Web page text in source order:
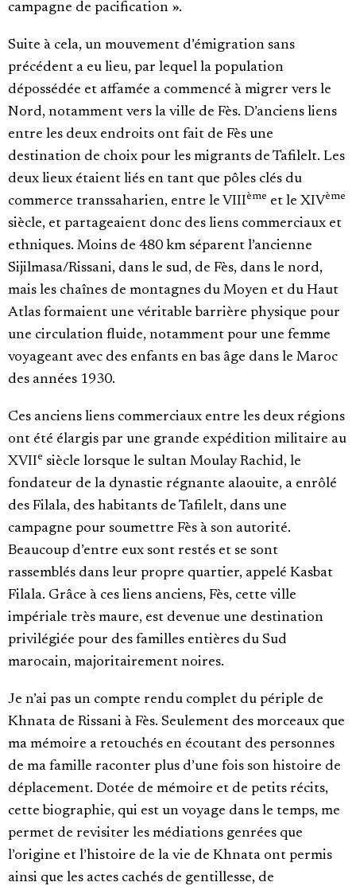
campagne de pacification ».
Suite à cela, un mouvement d’émigration sans
précédent a eu lieu, par lequel la population
dépossédée et affamée a commencé à migrer vers le
Nord, notamment vers la ville de Fès. D’anciens liens
entre les deux endroits ont fait de Fès une
destination de choix pour les migrants de Tafilelt. Les
deux lieux étaient liés en tant que pôles clés du
commerce transsaharien, entre le VIIIème et le XIVème
siècle, et partageaient donc des liens commerciaux et
ethniques. Moins de 480 km séparent l’ancienne
Sijilmasa/Rissani, dans le sud, de Fès, dans le nord,
mais les chaînes de montagnes du Moyen et du Haut
Atlas formaient une véritable barrière physique pour
une circulation fluide, notamment pour une femme
voyageant avec des enfants en bas âge dans le Maroc
des années 1930.
Ces anciens liens commerciaux entre les deux régions
ont été élargis par une grande expédition militaire au
XVIIe siècle lorsque le sultan Moulay Rachid, le
fondateur de la dynastie régnante alaouite, a enrôlé
des Filala, des habitants de Tafilelt, dans une
campagne pour soumettre Fès à son autorité.
Beaucoup d’entre eux sont restés et se sont
rassemblés dans leur propre quartier, appelé Kasbat
Filala. Grâce à ces liens anciens, Fès, cette ville
impériale très maure, est devenue une destination
privilégiée pour des familles entières du Sud
marocain, majoritairement noires.
Je n’ai pas un compte rendu complet du périple de
Khnata de Rissani à Fès. Seulement des morceaux que
ma mémoire a retouchés en écoutant des personnes
de ma famille raconter plus d’une fois son histoire de
déplacement. Dotée de mémoire et de petits récits,
cette biographie, qui est un voyage dans le temps, me
permet de revisiter les médiations genrées que
l’origine et l’histoire de la vie de Khnata ont permis
ainsi que les actes cachés de gentillesse, de